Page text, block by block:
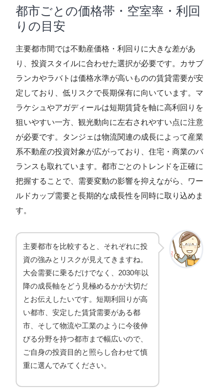
都市ごとの価格帯・空室率・利回
りの目安
主要都市間では不動産価格・利回りに大きな差があ
り、投資スタイルに合わせた選択が必要です。カサブ
ランカやラバトは価格水準が高いものの賃貸需要が安
定しており、低リスクで長期保有に向いています。マ
ラケシュやアガディールは短期賃貸を軸に高利回りを
狙いやすい一方、観光動向に左右されやすい点に注意
が必要です。タンジェは物流関連の成長によって産業
系不動産の投資対象が広がっており、住宅・商業のバ
ランスも取れています。都市ごとのトレンドを正確に
把握することで、需要変動の影響を抑えながら、ワー
ルドカップ需要と長期的な成長性を同時に取り込めま
す。
主要都市を比較すると、それぞれに投
資の強みとリスクが見えてきますね。
大会需要に乗るだけでなく、2030年以
降の成長軸をどう見極めるかが大切だ
とお伝えしたいです。短期利回りが高
い都市、安定した賃貸需要がある都
市、そして物流や工業のように今後伸
びる分野を持つ都市まで幅広いので、
ご自身の投資目的と照らし合わせて慎
重に選んでみてください。